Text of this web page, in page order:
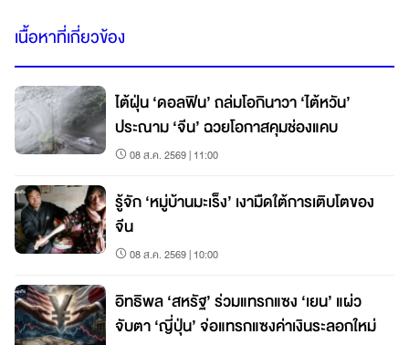
เนื้อหาที่เกี่ยวข้อง
ไต้ฝุ่น ‘ดอลฟิน’ ถล่มโอกินาวา ‘ไต้หวัน’
ประณาม ‘จีน’ ฉวยโอกาสคุมช่องแคบ
08 ส.ค. 2569 | 11:00
รู้จัก ‘หมู่บ้านมะเร็ง’ เงามืดใต้การเติบโตของ
จีน
08 ส.ค. 2569 | 10:00
อิทธิพล ‘สหรัฐ’ ร่วมแทรกแซง ‘เยน’ แผ่ว
จับตา ‘ญี่ปุ่น’ จ่อแทรกแซงค่าเงินระลอกใหม่